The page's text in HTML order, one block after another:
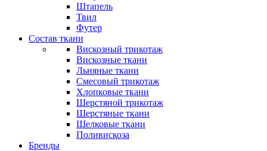
Штапель
Твил
Футер
Состав ткани
Вискозный трикотаж
Вискозные ткани
Льняные ткани
Смесовый трикотаж
Хлопковые ткани
Шерстяной трикотаж
Шерстяные ткани
Шелковые ткани
Поливискоза
Бренды